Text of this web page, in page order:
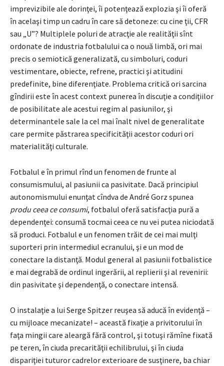
imprevizibile ale dorinţei, îi potenţează explozia şi îi oferă
în acelaşi timp un cadru în care să detoneze: cu cine ţii, CFR
sau „U”? Multiplele poluri de atracţie ale realităţii sînt
ordonate de industria fotbalului ca o nouă limbă, ori mai
precis o semiotică generalizată, cu simboluri, coduri
vestimentare, obiecte, refrene, practici şi atitudini
predefinite, bine diferenţiate. Problema critică ori sarcina
gîndirii este în acest context punerea în discuţie a condiţiilor
de posibilitate ale acestui regim al pasiunilor, şi
determinantele sale la cel mai înalt nivel de generalitate
care permite păstrarea specificităţii acestor coduri ori
materialităţi culturale.
Fotbalul e în primul rînd un fenomen de frunte al
consumismului, al pasiunii ca pasivitate. Dacă principiul
autonomismului enunţat cîndva de André Gorz spunea
produ ceea ce consumi, fotbalul oferă satisfacţia pură a
dependenţei: consumă tocmai ceea ce nu vei putea niciodată
să produci. Fotbalul e un fenomen trăit de cei mai mulţi
suporteri prin intermediul ecranului, şi e un mod de
conectare la distanţă. Modul general al pasiunii fotbalistice
e mai degrabă de ordinul ingerării, al replierii şi al revenirii:
din pasivitate şi dependenţă, o conectare intensă.
O instalaţie a lui Serge Spitzer reuşea să aducă în evidenţă –
cu mijloace mecanizate! – această fixaţie a privitorului în
faţa mingii care aleargă fără control, şi totuşi rămîne fixată
pe teren, în ciuda precarităţii echilibrului, şi în ciuda
dispariţiei tuturor cadrelor exterioare de susţinere, ba chiar